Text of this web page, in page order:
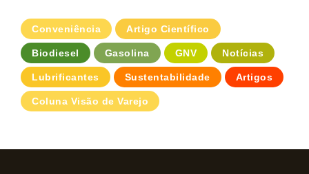
Conveniência Artigo Científico
Biodiesel Gasolina GNV Notícias
Lubrificantes Sustentabilidade Artigos
Coluna Visão de Varejo